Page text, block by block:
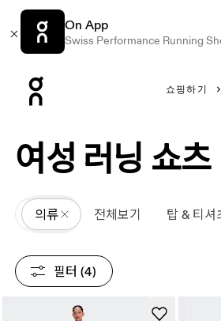
On App
Swiss Performance Running
쇼핑하기
여성 러닝 쇼츠
All
의류 전체보기 탑 & 티셔
필터 (4)